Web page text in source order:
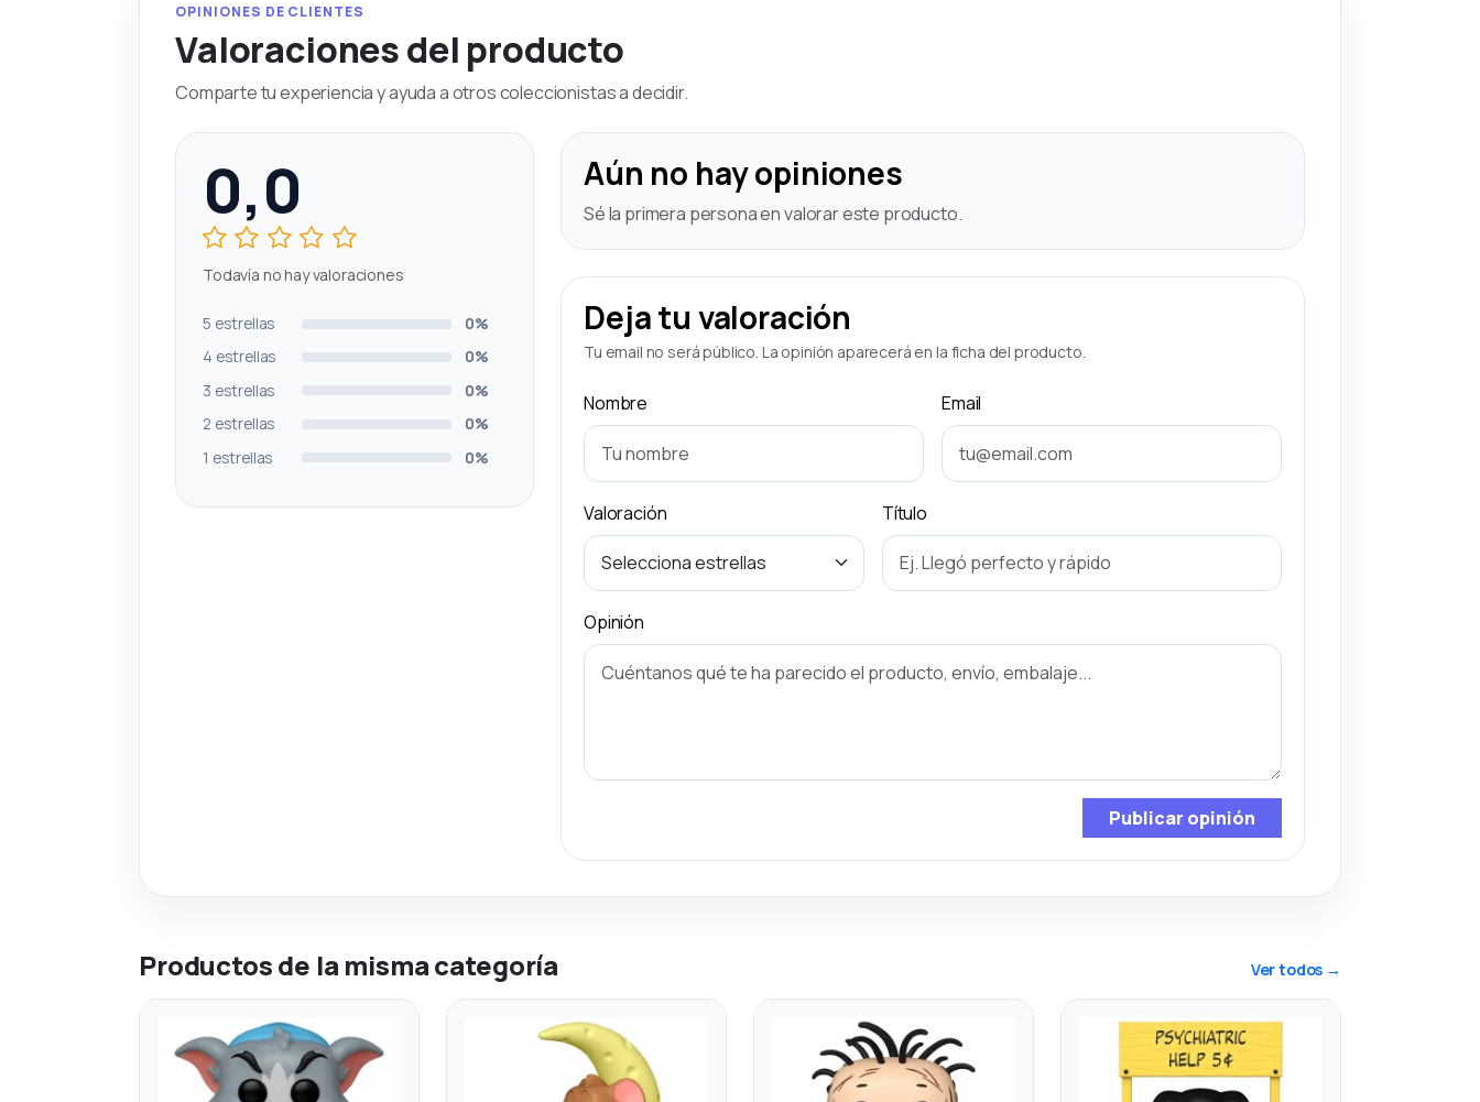
OPINIONES DE CLIENTES
Valoraciones del producto
Comparte tu experiencia y ayuda a otros coleccionistas a decidir.
0,0
Todavía no hay valoraciones
5 estrellas
0%
4 estrellas
0%
3 estrellas
0%
2 estrellas
0%
1 estrellas
0%
Aún no hay opiniones
Sé la primera persona en valorar este producto.
Deja tu valoración
Tu email no será público. La opinión aparecerá en la ficha del producto.
Nombre Email
Valoración Título
Opinión
Publicar opinión
Productos de la misma categoría Ver todos →